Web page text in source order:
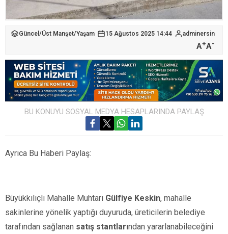
Güncel /Üst Manşet/Yaşam 15 Ağustos 2025 14:44 adminersin
A+A-
BU KONUYU SOSYAL MEDYA HESAPLARINDA PAYLAŞ
Ayrıca Bu Haberi Paylaş:
Büyükkılıçlı Mahalle Muhtarı Gülfiye Keskin, mahalle
sakinlerine yönelik yaptığı duyuruda, üreticilerin belediye
tarafından sağlanan satış stantlarından yararlanabileceğini